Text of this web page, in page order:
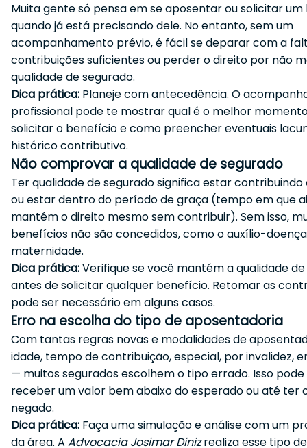
Muita gente só pensa em se aposentar ou solicitar
quando já está precisando dele. No entanto, sem um
acompanhamento prévio, é fácil se deparar com a
contribuições suficientes ou perder o direito por não
qualidade de segurado.
Dica prática: Planeje com antecedência. O
profissional pode te mostrar qual é o melhor
solicitar o benefício e como preencher eventuais
histórico contributivo.
Não comprovar a qualidade de segurado
Ter qualidade de segurado significa estar contribuindo
ou estar dentro do período de graça (tempo em que
mantém o direito mesmo sem contribuir). Sem isso,
benefícios não são concedidos, como o auxílio-
maternidade.
Dica prática:Verifique se você mantém a qualidade
antes de solicitar qualquer benefício. Retomar as
pode ser necessário em alguns casos.
Erro na escolha do tipo de aposentadoria
Com tantas regras novas e modalidades de
idade, tempo de contribuição, especial, por invalidez,
— muitos segurados escolhem o tipo errado. Isso
receber um valor bem abaixo do esperado ou até ter
negado.
Dica prática: Faça uma simulação e análise com um
da área. A Advocacia Josimar Dinizrealiza esse tipo de